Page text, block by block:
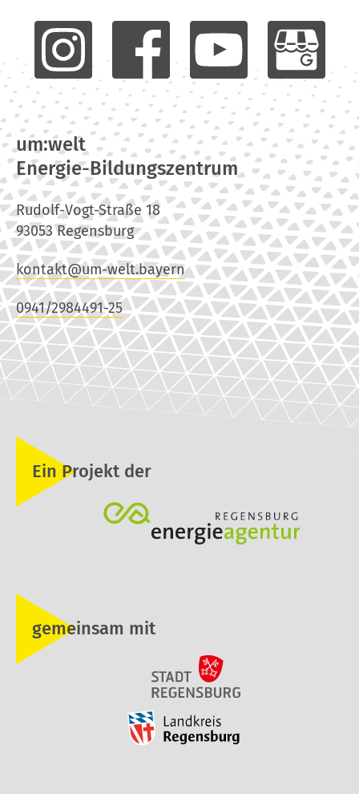
um:welt
Energie-Bildungszentrum
Rudolf-Vogt-Straße 18
93053 Regensburg
kontakt@um-welt.bayern
0941/2984491-25
Ein Projekt der
gemeinsam mit